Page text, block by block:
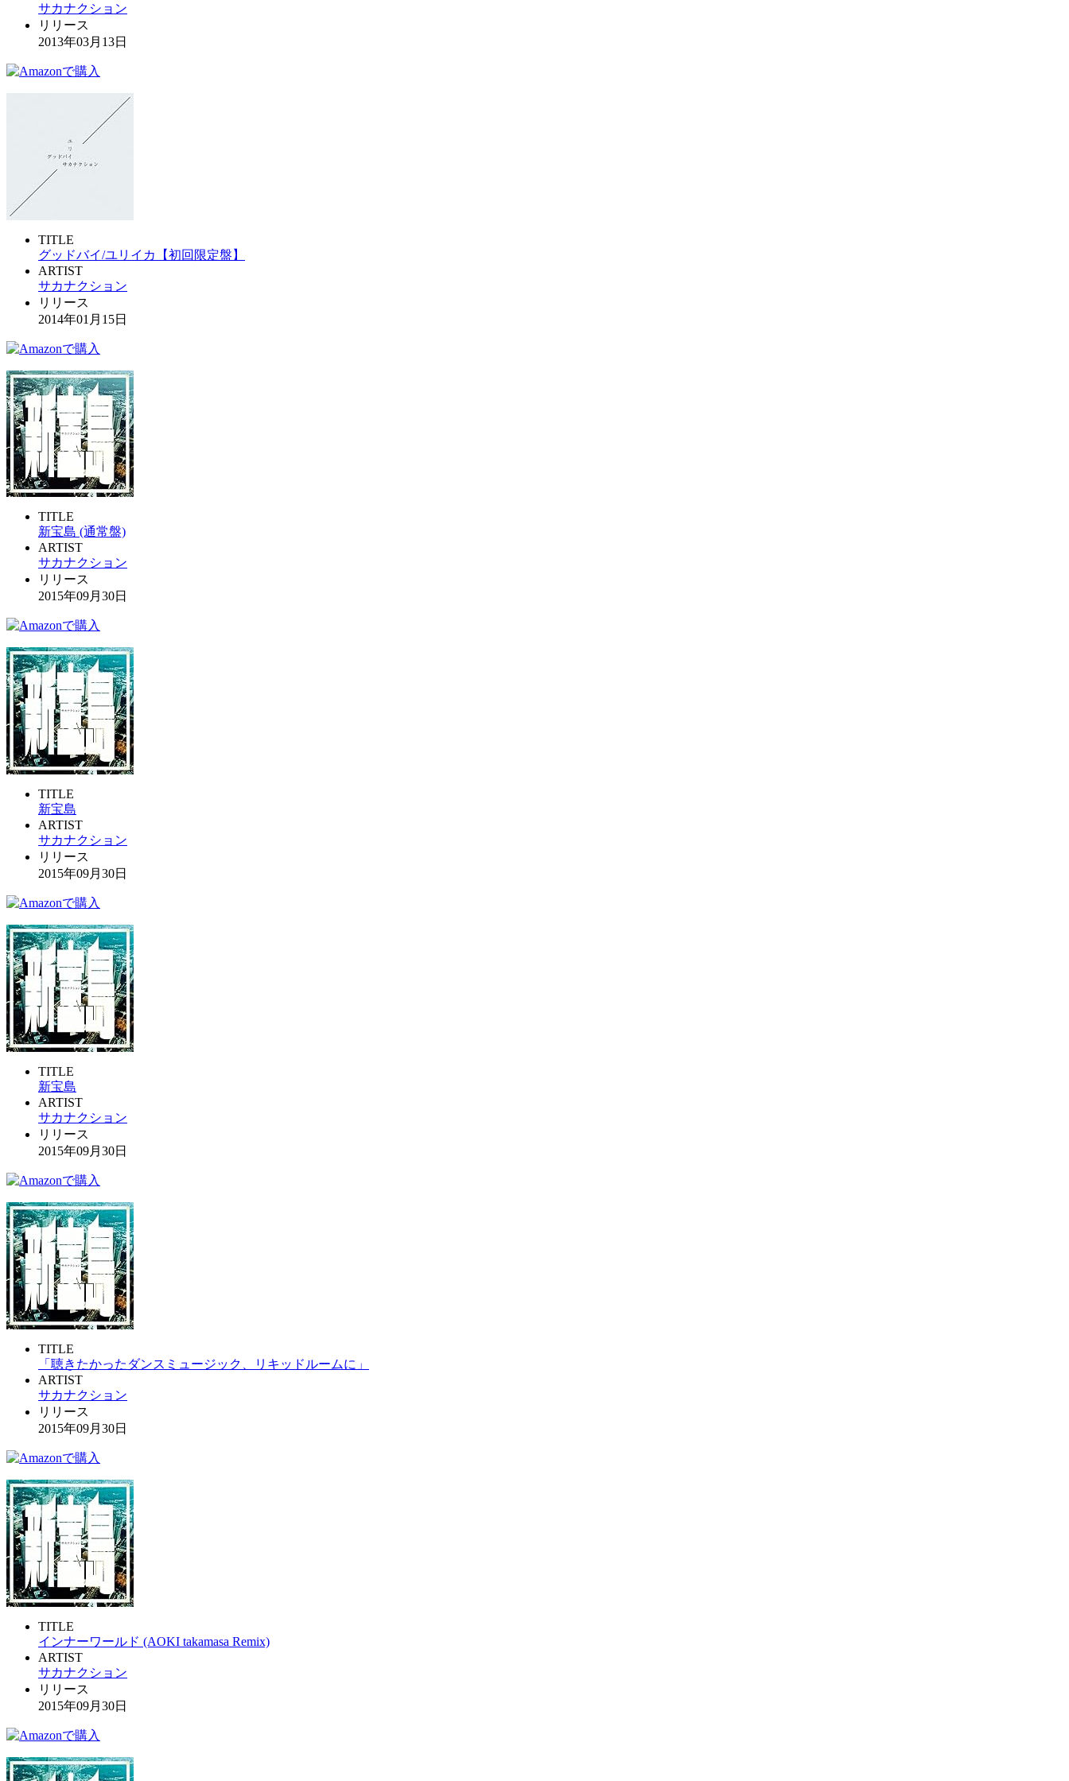
サカナクション
リリース
2013年03月13日
TITLE
グッドバイ/ユリイカ【初回限定盤】
ARTIST
サカナクション
リリース
2014年01月15日
TITLE
新宝島 (通常盤)
ARTIST
サカナクション
リリース
2015年09月30日
TITLE
新宝島
ARTIST
サカナクション
リリース
2015年09月30日
TITLE
新宝島
ARTIST
サカナクション
リリース
2015年09月30日
TITLE
「聴きたかったダンスミュージック、リキッドルームに」
ARTIST
サカナクション
リリース
2015年09月30日
TITLE
インナーワールド (AOKI takamasa Remix)
ARTIST
サカナクション
リリース
2015年09月30日